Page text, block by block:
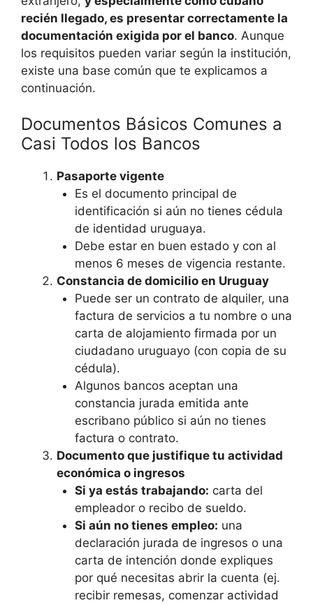
recién llegado, es presentar correctamente la
documentación exigida por el banco. Aunque
los requisitos pueden variar según la institución,
existe una base común que te explicamos a
continuación.
Documentos Básicos Comunes a
Casi Todos los Bancos
Pasaporte vigente
Es el documento principal de
identificación si aún no tienes cédula
de identidad uruguaya.
Debe estar en buen estado y con al
menos 6 meses de vigencia restante.
Constancia de domicilio en Uruguay
Puede ser un contrato de alquiler, una
factura de servicios a tu nombre o una
carta de alojamiento firmada por un
ciudadano uruguayo (con copia de su
cédula).
Algunos bancos aceptan una
constancia jurada emitida ante
escribano público si aún no tienes
factura o contrato.
Documento que justifique tu actividad
económica o ingresos
Si ya estás trabajando: carta del
empleador o recibo de sueldo.
Si aún no tienes empleo: una
declaración jurada de ingresos o una
carta de intención donde expliques
por qué necesitas abrir la cuenta (ej.
recibir remesas, comenzar actividad